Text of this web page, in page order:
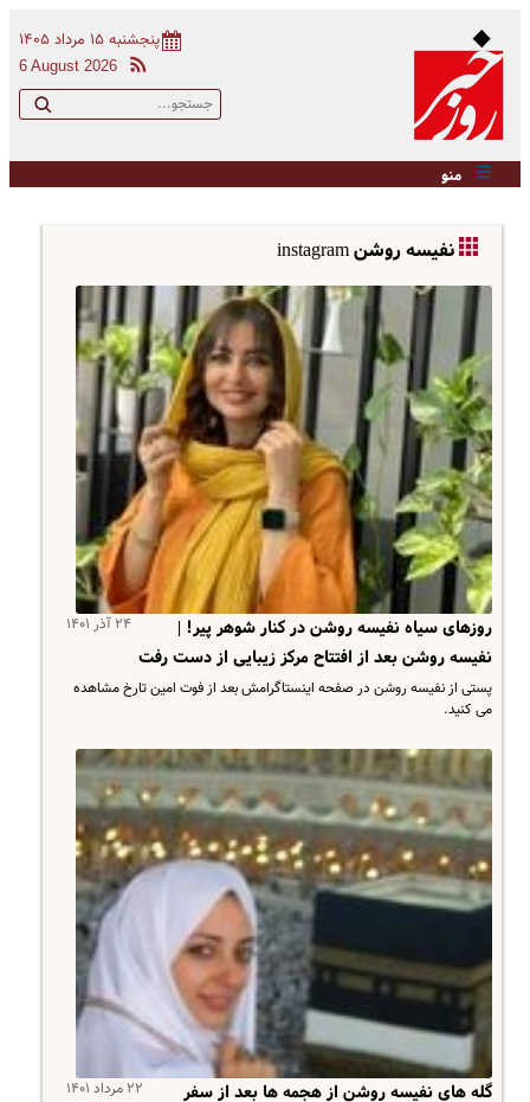
پنجشنبه ۱۵ مرداد ۱۴۰۵
6 August 2026
منو
نفیسه روشن instagram
۲۴ آذر ۱۴۰۱
روزهای سیاه نفیسه روشن در کنار شوهر پیر! |
نفیسه روشن بعد از افتتاح مرکز زیبایی از دست رفت
پستی از نفیسه روشن در صفحه اینستاگرامش بعد از فوت امین تارخ مشاهده
می کنید.
۲۲ مرداد ۱۴۰۱
گله های نفیسه روشن از هجمه ها بعد از سفر